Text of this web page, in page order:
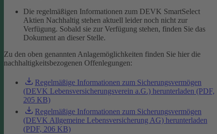
Die regelmäßigen Informationen zum DEVK SmartSelect
Aktien Nachhaltig stehen aktuell leider noch nicht zur
Verfügung. Sobald sie zur Verfügung stehen, finden Sie das
Dokument an dieser Stelle.
Zu den oben genannten Anlagemöglichkeiten finden Sie hier die
nachhaltigkeitsbezogenen Offenlegungen:
Regelmäßige Informationen zum Sicherungsvermögen
(DEVK Lebensversicherungsverein a.G.) herunterladen (PDF,
205 KB)
Regelmäßige Informationen zum Sicherungsvermögen
(DEVK Allgemeine Lebensversicherung AG) herunterladen
(PDF, 206 KB)